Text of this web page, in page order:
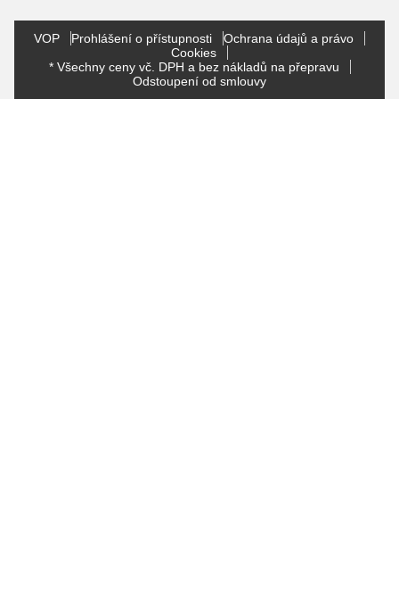
VOP Prohlášení o přístupnosti
Ochrana údajů a právo
Cookies
* Všechny ceny vč. DPH a bez nákladů na přepravu
Odstoupení od smlouvy